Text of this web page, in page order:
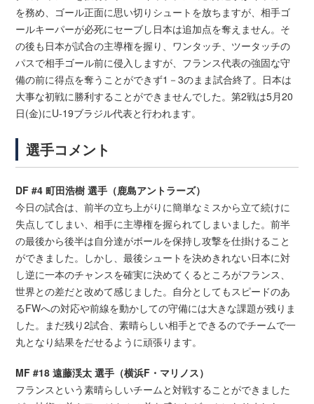
を務め、ゴール正面に思い切りシュートを放ちますが、相手ゴ
ールキーパーが必死にセーブし日本は追加点を奪えません。そ
の後も日本が試合の主導権を握り、ワンタッチ、ツータッチの
パスで相手ゴール前に侵入しますが、フランス代表の強固な守
備の前に得点を奪うことができず1－3のまま試合終了。日本は
大事な初戦に勝利することができませんでした。第2戦は5月20
日(金)にU-19ブラジル代表と行われます。
選手コメント
DF #4 町田浩樹 選手（鹿島アントラーズ）
今日の試合は、前半の立ち上がりに簡単なミスから立て続けに
失点してしまい、相手に主導権を握られてしまいました。前半
の最後から後半は自分達がボールを保持し攻撃を仕掛けること
ができました。しかし、最後シュートを決めきれない日本に対
し逆に一本のチャンスを確実に決めてくるところがフランス、
世界との差だと改めて感じました。自分としてもスピードのあ
るFWへの対応や前線を動かしての守備には大きな課題が残りま
した。まだ残り2試合、素晴らしい相手とできるのでチームで一
丸となり結果をだせるように頑張ります。
MF #18 遠藤渓太 選手（横浜F・マリノス）
フランスという素晴らしいチームと対戦することができました